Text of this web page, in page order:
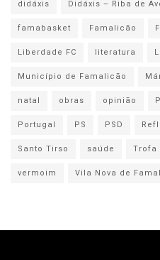
didáxis
Didáxis – Riba de
famabasket
Famalicão
Liberdade FC
literatura
Município de Famalicão
natal
obras opinião
Portugal
PS PSD
Santo Tirso
saúde Trofa
vermoim
Vila Nova de